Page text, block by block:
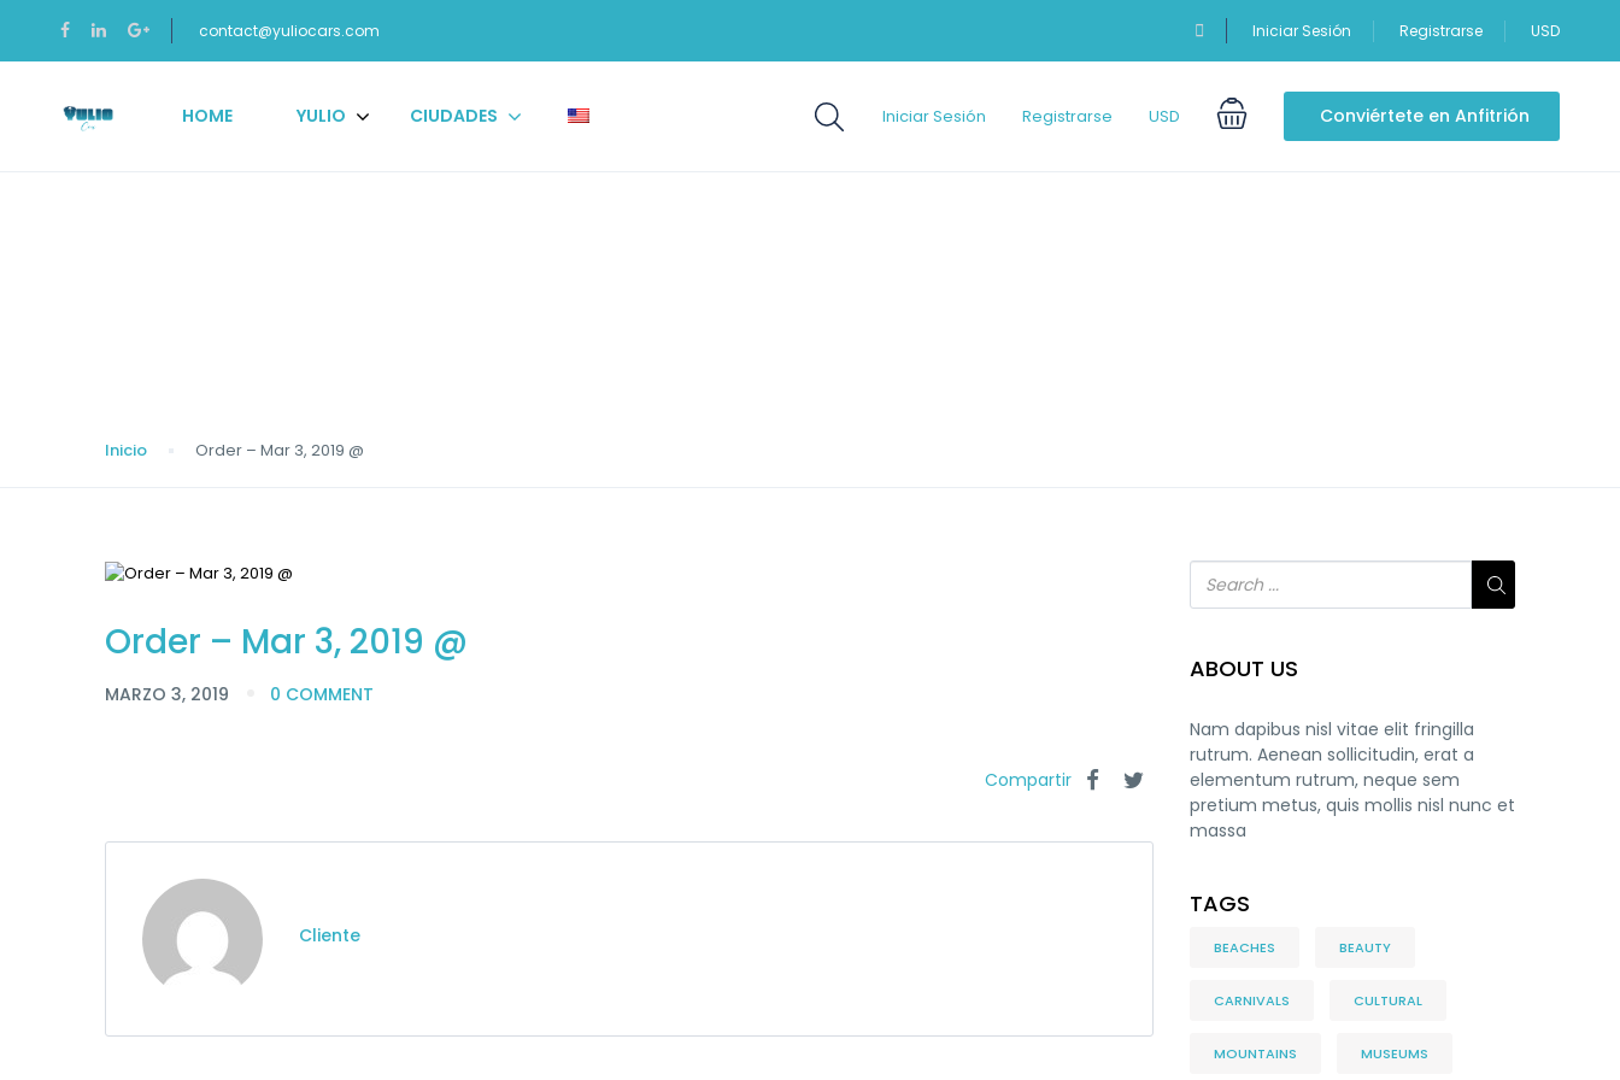
contact@yuliocars.com Iniciar Sesión Registrarse USD
HOME YULIO CIUDADES Iniciar Sesión Registrarse USD Conviértete en Anfitrión
Inicio Order – Mar 3, 2019 @
Order – Mar 3, 2019 @
MARZO 3, 2019 0 COMMENT
Compartir
Cliente
ABOUT US
Nam dapibus nisl vitae elit fringilla
rutrum. Aenean sollicitudin, erat a
elementum rutrum, neque sem
pretium metus, quis mollis nisl nunc et
massa
TAGS
BEACHES BEAUTY
CARNIVALS CULTURAL
MOUNTAINS MUSEUMS